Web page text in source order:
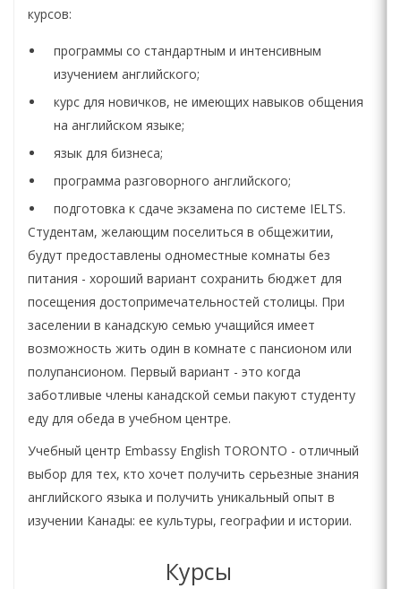
курсов:
программы со стандартным и интенсивным
изучением английского;
курс для новичков, не имеющих навыков общения
на английском языке;
язык для бизнеса;
программа разговорного английского;
подготовка к сдаче экзамена по системе IELTS.
Студентам, желающим поселиться в общежитии,
будут предоставлены одноместные комнаты без
питания - хороший вариант сохранить бюджет для
посещения достопримечательностей столицы. При
заселении в канадскую семью учащийся имеет
возможность жить один в комнате с пансионом или
полупансионом. Первый вариант - это когда
заботливые члены канадской семьи пакуют студенту
еду для обеда в учебном центре.
Учебный центр Embassy English TORONTO - отличный
выбор для тех, кто хочет получить серьезные знания
английского языка и получить уникальный опыт в
изучении Канады: ее культуры, географии и истории.
Курсы